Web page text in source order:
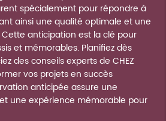
spécialement pour répondre à
ainsi une qualité optimale et une
anticipation est la clé pour
et mémorables. Planifiez dès
des conseils experts de CHEZ
vos projets en succès
anticipée assure une
une expérience mémorable pour